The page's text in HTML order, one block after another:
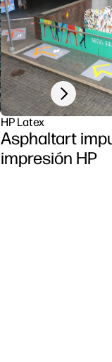
HP Latex
Asphaltart
impresión HP
Next slide